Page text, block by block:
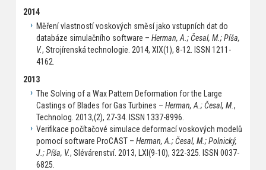
2014
Měření vlastností voskových směsí jako vstupních dat do
databáze simulačního software – Herman, A.; Česal, M.; Píša,
V., Strojírenská technologie. 2014, XIX(1), 8-12. ISSN 1211-
4162.
2013
The Solving of a Wax Pattern Deformation for the Large
Castings of Blades for Gas Turbines – Herman, A.; Česal, M.,
Technolog. 2013,(2), 27-34. ISSN 1337-8996.
Verifikace počítačové simulace deformací voskových modelů
pomocí software ProCAST – Herman, A.; Česal, M.; Polnický,
J.; Píša, V., Slévárenství. 2013, LXI(9-10), 322-325. ISSN 0037-
6825.